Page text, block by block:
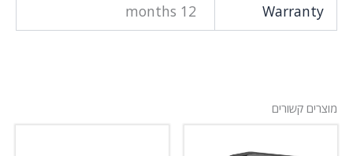
Warranty
12 months
מוצרים קשורים